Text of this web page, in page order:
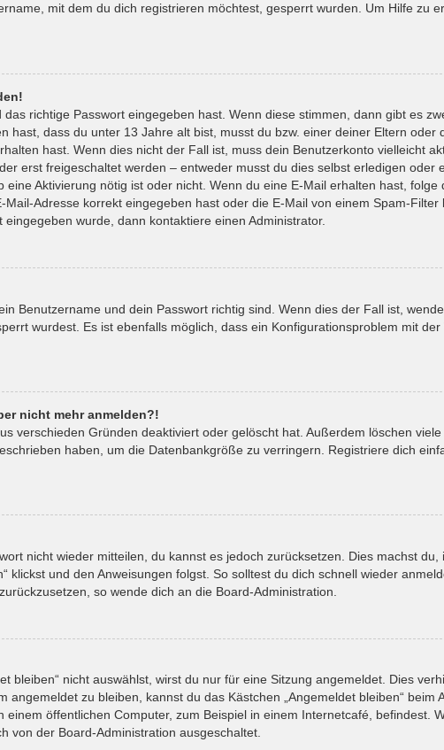
mit dem du dich registrieren möchtest, gesperrt wurden. Um Hilfe zu
richtige Passwort eingegeben hast. Wenn diese stimmen, dann gibt es
hast, dass du unter 13 Jahre alt bist, musst du bzw. einer deiner Eltern oder
hast. Wenn dies nicht der Fall ist, muss dein Benutzerkonto vielleicht
erst freigeschaltet werden – entweder musst du dies selbst erledigen oder
Aktivierung nötig ist oder nicht. Wenn du eine E-Mail erhalten hast, folge
Adresse korrekt eingegeben hast oder die E-Mail von einem Spam-Filter
wurde, dann kontaktiere einen Administrator.
Benutzername und dein Passwort richtig sind. Wenn dies der Fall ist,
wurdest. Es ist ebenfalls möglich, dass ein Konfigurationsproblem mit der
nicht mehr anmelden?!
verschieden Gründen deaktiviert oder gelöscht hat. Außerdem löschen
haben, um die Datenbankgröße zu verringern. Registriere dich
nicht wieder mitteilen, du kannst es jedoch zurücksetzen. Dies machst du,
klickst und den Anweisungen folgst. So solltest du dich schnell wieder
so wende dich an die Board-Administration.
bleiben“ nicht auswählst, wirst du nur für eine Sitzung angemeldet. Dies
zu bleiben, kannst du das Kästchen „Angemeldet bleiben“ beim
öffentlichen Computer, zum Beispiel in einem Internetcafé, befindest.
von der Board-Administration ausgeschaltet.